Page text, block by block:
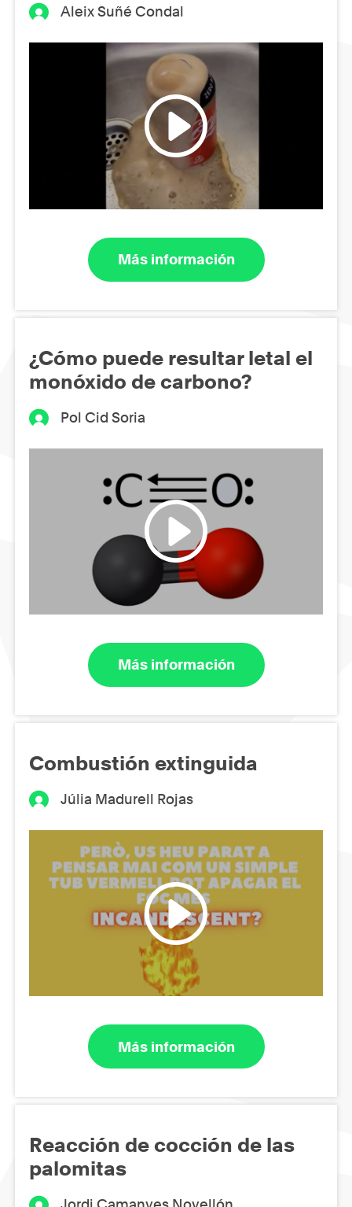
Aleix Suñé Condal
Más información
¿Cómo puede resultar letal el
monóxido de carbono?
Pol Cid Soria
Más información
Combustión extinguida
Júlia Madurell Rojas
Más información
Reacción de cocción de las
palomitas